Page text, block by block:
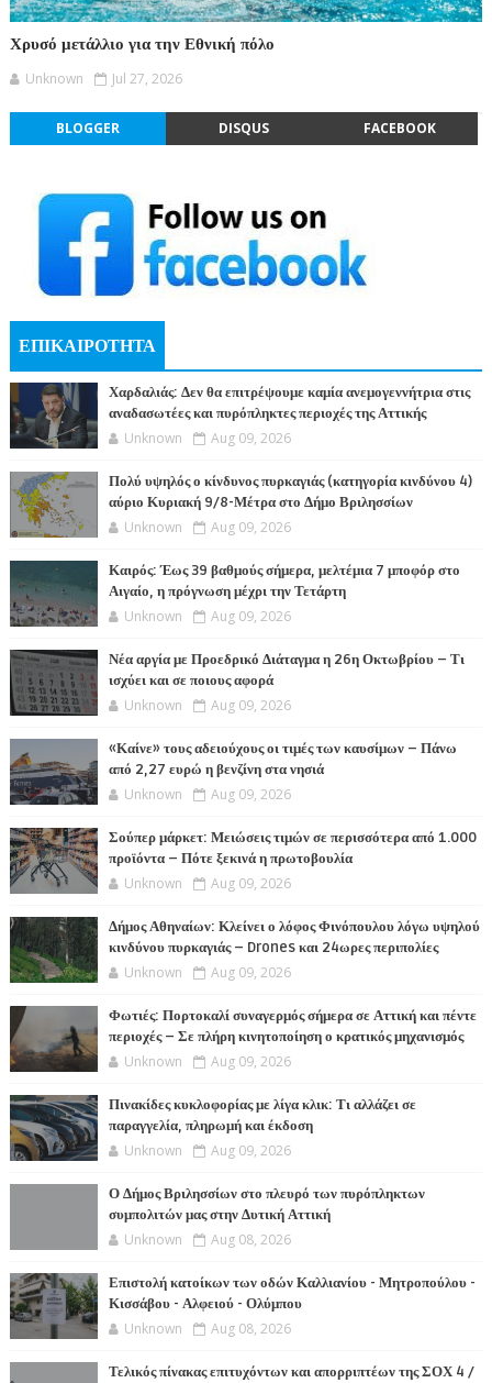
Χρυσό μετάλλιο για την Εθνική πόλο
Unknown Jul 27, 2026
BLOGGER DISQUS FACEBOOK
ΕΠΙΚΑΙΡΟΤΗΤΑ
Χαρδαλιάς: Δεν θα επιτρέψουμε καμία ανεμογεννήτρια στις
αναδασωτέες και πυρόπληκτες περιοχές της Αττικής
Unknown Aug 09, 2026
Πολύ υψηλός ο κίνδυνος πυρκαγιάς (κατηγορία κινδύνου 4)
αύριο Κυριακή 9/8-Μέτρα στο Δήμο Βριλησσίων
Unknown Aug 09, 2026
Καιρός: Έως 39 βαθμούς σήμερα, μελτέμια 7 μποφόρ στο
Αιγαίο, η πρόγνωση μέχρι την Τετάρτη
Unknown Aug 09, 2026
Νέα αργία με Προεδρικό Διάταγμα η 26η Οκτωβρίου – Τι
ισχύει και σε ποιους αφορά
Unknown Aug 09, 2026
«Καίνε» τους αδειούχους οι τιμές των καυσίμων – Πάνω
από 2,27 ευρώ η βενζίνη στα νησιά
Unknown Aug 09, 2026
Σούπερ μάρκετ: Μειώσεις τιμών σε περισσότερα από 1.000
προϊόντα – Πότε ξεκινά η πρωτοβουλία
Unknown Aug 09, 2026
Δήμος Αθηναίων: Κλείνει ο λόφος Φινόπουλου λόγω υψηλού
κινδύνου πυρκαγιάς – Drones και 24ωρες περιπολίες
Unknown Aug 09, 2026
Φωτιές: Πορτοκαλί συναγερμός σήμερα σε Αττική και πέντε
περιοχές – Σε πλήρη κινητοποίηση ο κρατικός μηχανισμός
Unknown Aug 09, 2026
Πινακίδες κυκλοφορίας με λίγα κλικ: Τι αλλάζει σε
παραγγελία, πληρωμή και έκδοση
Unknown Aug 09, 2026
Ο Δήμος Βριλησσίων στο πλευρό των πυρόπληκτων
συμπολιτών μας στην Δυτική Αττική
Unknown Aug 08, 2026
Επιστολή κατοίκων των οδών Καλλιανίου - Μητροπούλου -
Κισσάβου - Αλφειού - Ολύμπου
Unknown Aug 08, 2026
Τελικός πίνακας επιτυχόντων και απορριπτέων της ΣΟΧ 4 /